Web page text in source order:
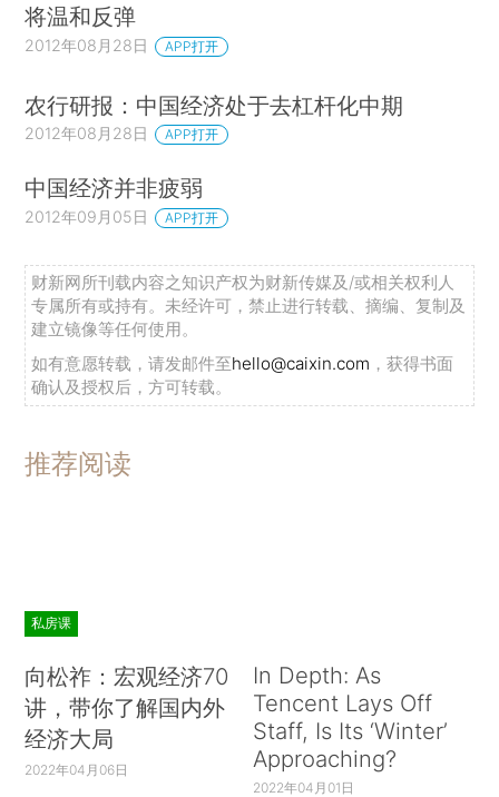
将温和反弹
2012年08月28日 APP打开
农行研报：中国经济处于去杠杆化中期
2012年08月28日 APP打开
中国经济并非疲弱
2012年09月05日 APP打开
财新网所刊载内容之知识产权为财新传媒及/或相关权利人
专属所有或持有。未经许可，禁止进行转载、摘编、复制及
建立镜像等任何使用。
如有意愿转载，请发邮件至hello@caixin.com ，获得书面
确认及授权后，方可转载。
推荐阅读
私房课
向松祚：宏观经济70
讲，带你了解国内外
经济大局
2022年04月06日
In Depth: As
Tencent Lays Off
Staff, Is Its ‘Winter’
Approaching?
2022年04月01日